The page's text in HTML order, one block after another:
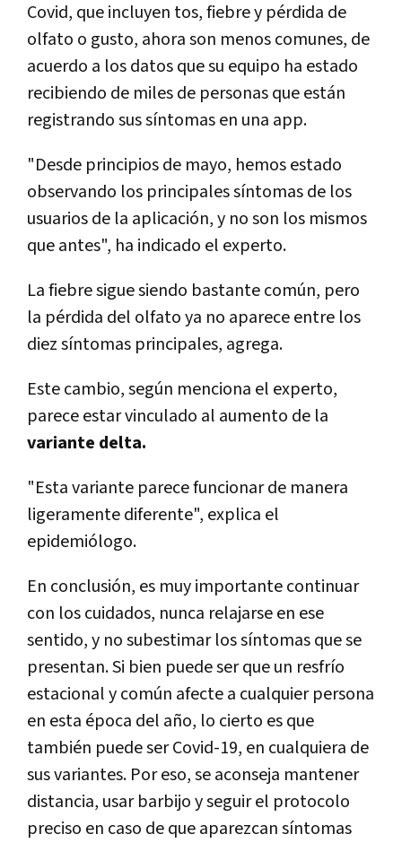
Covid, que incluyen tos, fiebre y pérdida de
olfato o gusto, ahora son menos comunes, de
acuerdo a los datos que su equipo ha estado
recibiendo de miles de personas que están
registrando sus síntomas en una app.
"Desde principios de mayo, hemos estado
observando los principales síntomas de los
usuarios de la aplicación, y no son los mismos
que antes", ha indicado el experto.
La fiebre sigue siendo bastante común, pero
la pérdida del olfato ya no aparece entre los
diez síntomas principales, agrega.
Este cambio, según menciona el experto,
parece estar vinculado al aumento de la
variante delta.
"Esta variante parece funcionar de manera
ligeramente diferente", explica el
epidemiólogo.
En conclusión, es muy importante continuar
con los cuidados, nunca relajarse en ese
sentido, y no subestimar los síntomas que se
presentan. Si bien puede ser que un resfrío
estacional y común afecte a cualquier persona
en esta época del año, lo cierto es que
también puede ser Covid-19, en cualquiera de
sus variantes. Por eso, se aconseja mantener
distancia, usar barbijo y seguir el protocolo
preciso en caso de que aparezcan síntomas